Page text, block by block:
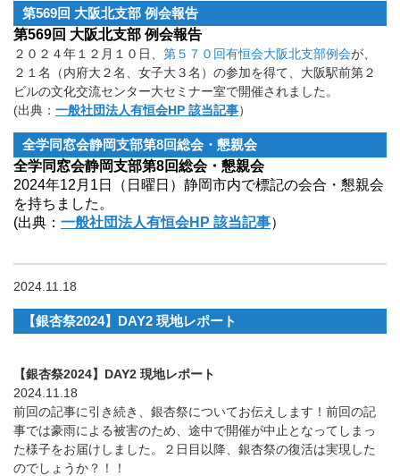
第569回 大阪北支部 例会報告
第569回 大阪北支部 例会報告
２０２４年１２月１０日、 第５７０回有恒会大阪北支部例会が、
２１名（内府大２名、女子大３名）の参加を得て、大阪駅前第２
ビルの文化交流センター大セミナー室で開催されました。
(出典： 一般社団法人有恒会HP 該当記事）
全学同窓会静岡支部第8回総会・懇親会
全学同窓会静岡支部第8回総会・懇親会
2024年12月1日（日曜日）静岡市内で標記の会合・懇親会
を持ちました。
(出典： 一般社団法人有恒会HP 該当記事）
2024.11.18
【銀杏祭2024】DAY2 現地レポート
【銀杏祭2024】DAY2 現地レポート
2024.11.18
前回の記事に引き続き、銀杏祭についてお伝えします！前回の記
事では豪雨による被害のため、途中で開催が中止となってしまっ
た様子をお届けしました。２日目以降、銀杏祭の復活は実現した
のでしょうか？！！